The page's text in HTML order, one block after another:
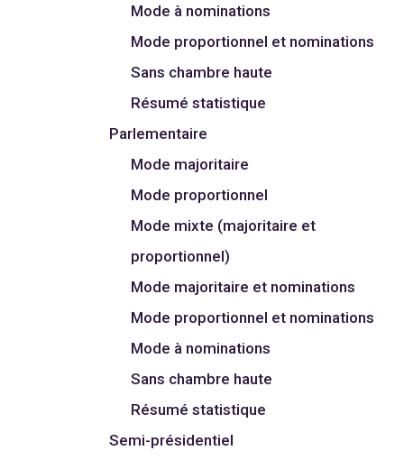
Mode à nominations
Mode proportionnel et nominations
Sans chambre haute
Résumé statistique
Parlementaire
Mode majoritaire
Mode proportionnel
Mode mixte (majoritaire et
proportionnel)
Mode majoritaire et nominations
Mode proportionnel et nominations
Mode à nominations
Sans chambre haute
Résumé statistique
Semi-présidentiel